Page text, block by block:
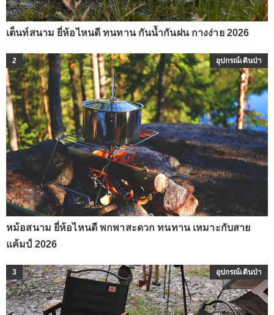
เต็นท์สนาม ยี่ห้อไหนดี ทนทาน กันน้ำกันฝน กางง่าย 2026
2 อุปกรณ์เดินป่า
หม้อสนาม ยี่ห้อไหนดี พกพาสะดวก ทนทาน เหมาะกับสาย
แค้มป์ 2026
3 อุปกรณ์เดินป่า